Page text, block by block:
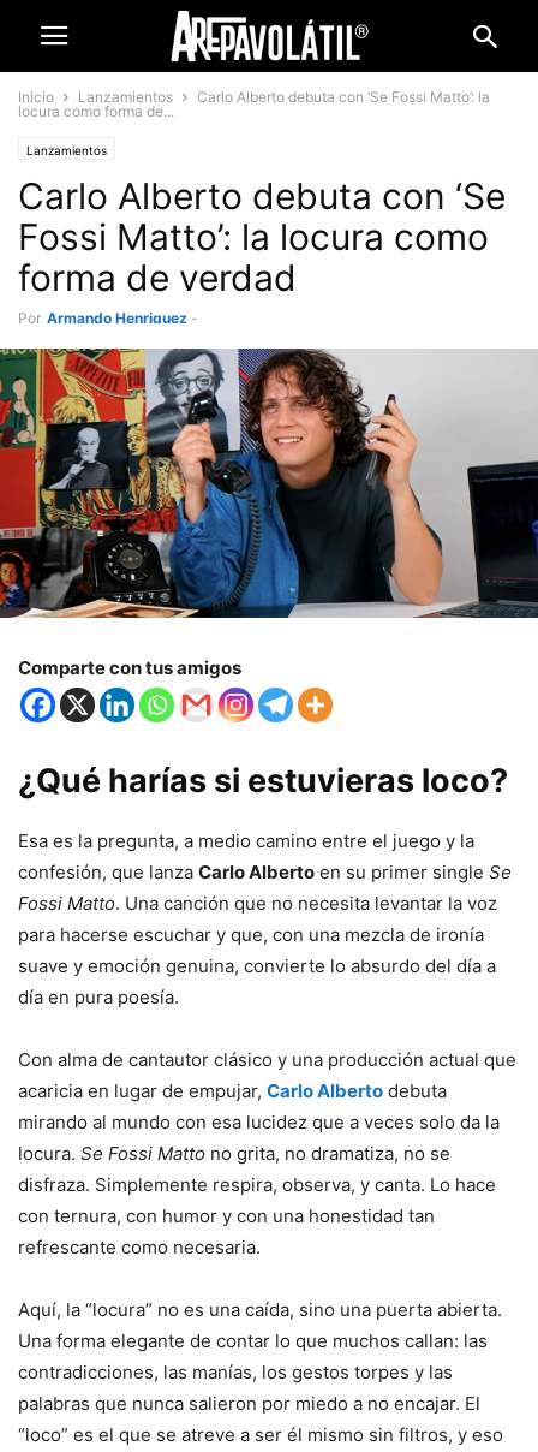
Inicio Lanzamientos
Carlo Alberto debuta con ‘Se Fossi Matto’: la
locura como forma de...
Lanzamientos
Carlo Alberto debuta con ‘Se
Fossi Matto’: la locura como
forma de verdad
Por Armando Henriquez -
Comparte con tus amigos
¿Qué harías si estuvieras loco?
Esa es la pregunta, a medio camino entre el juego y la
confesión, que lanza CarloAlberto en su primer single Se
Fossi Matto. Una canción que no necesita levantar la voz
para hacerse escuchar y que, con una mezcla de ironía
suave y emoción genuina, convierte lo absurdo del día a
día en pura poesía.
Con alma de cantautor clásico y una producción actual que
acaricia en lugar de empujar, CarloAlberto debuta
mirando al mundo con esa lucidez que a veces solo da la
locura. Se Fossi Matto no grita, no dramatiza, no se
disfraza. Simplemente respira, observa, y canta. Lo hace
con ternura, con humor y con una honestidad tan
refrescante como necesaria.
Aquí, la “locura” no es una caída, sino una puerta abierta.
Una forma elegante de contar lo que muchos callan: las
contradicciones, las manías, los gestos torpes y las
palabras que nunca salieron por miedo a no encajar. El
“loco” es el que se atreve a ser él mismo sin filtros, y eso